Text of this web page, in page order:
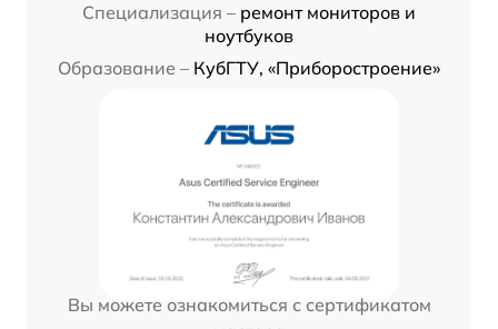
Специализация – ремонт мониторов и
ноутбуков
Образование – КубГТУ, «Приборостроение»
Вы можете ознакомиться с сертификатом